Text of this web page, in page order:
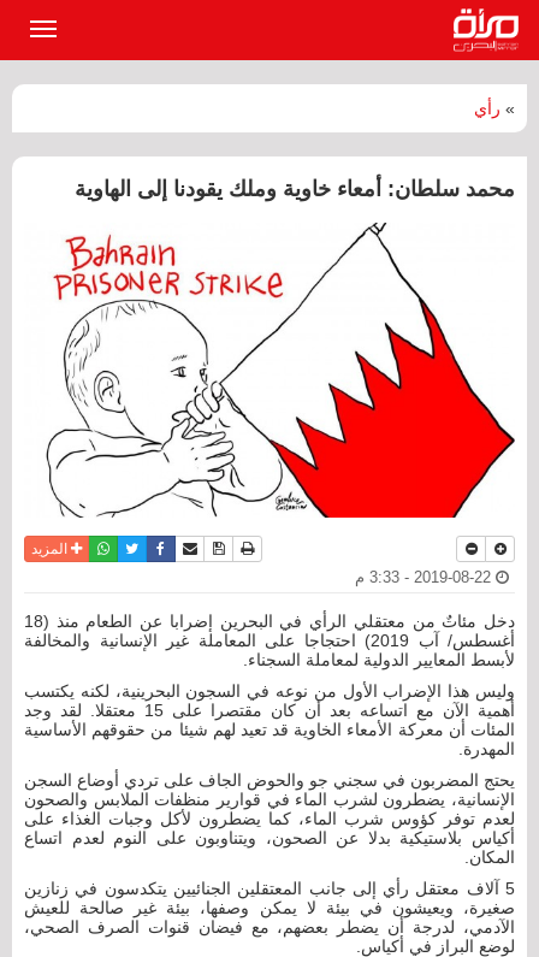
» رأي
محمد سلطان: أمعاء خاوية وملك يقودنا إلى الهاوية
نسخة للطباعة
حفظ الموضوع
أرسل الى صديق
فيسبوكتويترواتسابالمزيد
دخل مئاتٌ من معتقلي الرأي في البحرين إضرابا عن الطعام منذ (18
أغسطس/ آب 2019) احتجاجا على المعاملة غير الإنسانية والمخالفة
لأبسط المعايير الدولية لمعاملة السجناء.
وليس هذا الإضراب الأول من نوعه في السجون البحرينية، لكنه يكتسب
أهمية الآن مع اتساعه بعد أن كان مقتصرا على 15 معتقلا. لقد وجد
المئات أن معركة الأمعاء الخاوية قد تعيد لهم شيئا من حقوقهم الأساسية
المهدرة.
يحتج المضربون في سجني جو والحوض الجاف على تردي أوضاع السجن
الإنسانية، يضطرون لشرب الماء في قوارير منظفات الملابس والصحون
لعدم توفر كؤوس شرب الماء، كما يضطرون لأكل وجبات الغذاء على
أكياس بلاستيكية بدلا عن الصحون، ويتناوبون على النوم لعدم اتساع
المكان.
5 آلاف معتقل رأي إلى جانب المعتقلين الجنائيين يتكدسون في زنازين
صغيرة، ويعيشون في بيئة لا يمكن وصفها، بيئة غير صالحة للعيش
الآدمي، لدرجة أن يضطر بعضهم، مع فيضان قنوات الصرف الصحي،
لوضع البراز في أكياس.